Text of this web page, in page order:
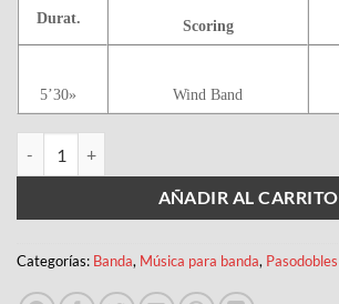
Durat. Scoring
5’30» Wind Band
AÑADIR AL CARRITO
Categorías: Banda, Música para banda, Pasodobles